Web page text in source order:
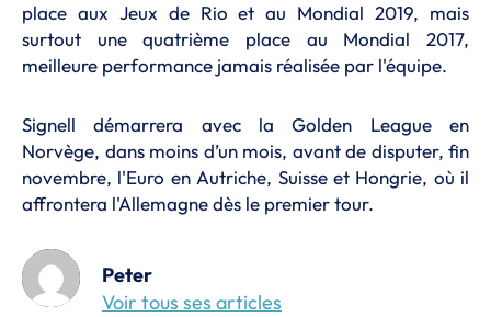
place aux Jeux de Rio et au Mondial 2019, mais
surtout une quatrième place au Mondial 2017,
meilleure performance jamais réalisée par l'équipe.
Signell démarrera avec la Golden League en
Norvège, dans moins d’un mois, avant de disputer, fin
novembre, l'Euro en Autriche, Suisse et Hongrie, où il
affrontera l'Allemagne dès le premier tour.
Peter
Voir tous ses articles